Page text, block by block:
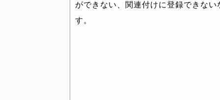
ができない、関連付けに登録できな
す。